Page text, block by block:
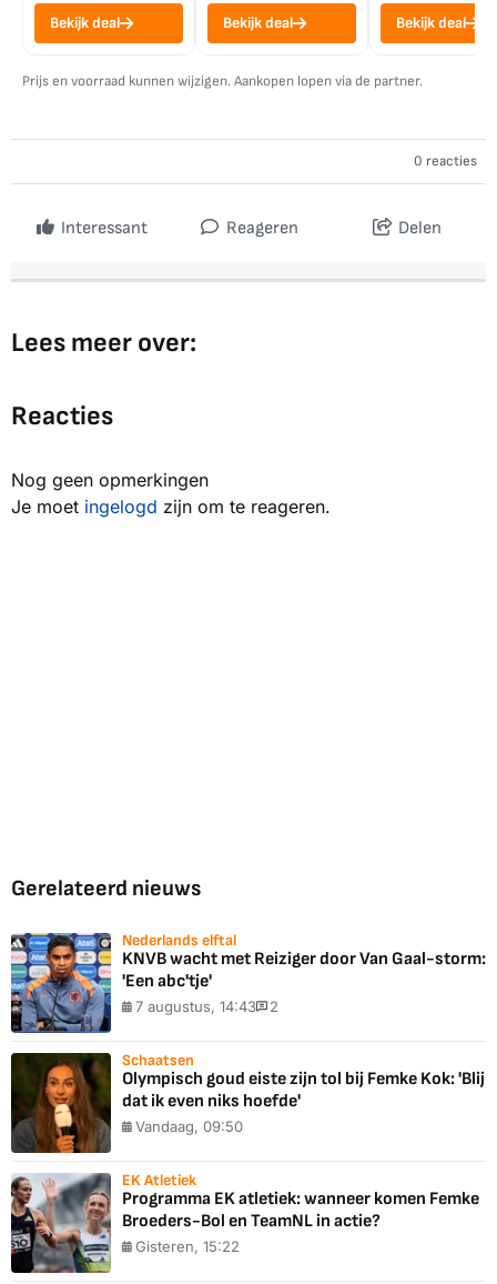
Bekijk deal Bekijk deal Bekijk deal
Prijs en voorraad kunnen wijzigen. Aankopen lopen via de partner.
0 reacties
Interessant Reageren Delen
Lees meer over:
Reacties
Nog geen opmerkingen
Je moet ingelogd zijn om te reageren.
Gerelateerd nieuws
Nederlands elftal
KNVB wacht met Reiziger door Van Gaal-storm:
'Een abc'tje'
7 augustus, 14:43 2
Schaatsen
Olympisch goud eiste zijn tol bij Femke Kok: 'Blij
dat ik even niks hoefde'
Vandaag, 09:50
EK Atletiek
Programma EK atletiek: wanneer komen Femke
Broeders-Bol en TeamNL in actie?
Gisteren, 15:22